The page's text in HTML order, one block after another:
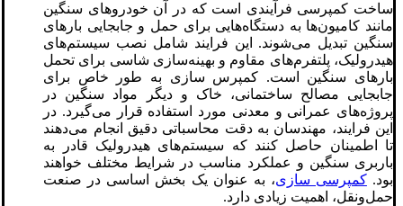
ساخت کمپرسی فرآیندی است که در آن خودروهای سنگین
مانند کامیون‌ها به دستگاه‌هایی برای حمل و جابجایی بارهای
سنگین تبدیل می‌شوند. این فرایند شامل نصب سیستم‌های
هیدرولیک، پلتفرم‌های مقاوم و بهینه‌سازی شاسی برای تحمل
بارهای سنگین است. کمپرس سازی به طور خاص برای
جابجایی مصالح ساختمانی، خاک و دیگر مواد سنگین در
پروژه‌های عمرانی و معدنی مورد استفاده قرار می‌گیرد. در
این فرایند، مهندسان به دقت محاسباتی دقیق انجام می‌دهند
تا اطمینان حاصل کنند که سیستم‌های هیدرولیک قادر به
باربری سنگین و عملکرد مناسب در شرایط مختلف خواهند
بود.کمپرسی سازی، به عنوان یک بخش اساسی در صنعت
حمل‌ونقل، اهمیت زیادی دارد.